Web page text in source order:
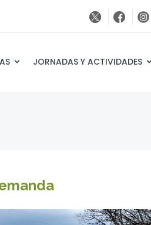
JORNADAS Y ACTIVIDADES